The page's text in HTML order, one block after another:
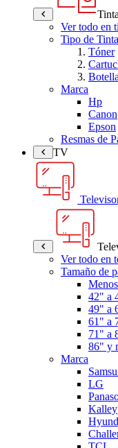
Ver todo en
Tipo de Tinta
Tóner
Marca
Hp
Canon
Epson
Resmas de
TV
Ver todo en
Tamaño de
42" a
49" a
61" a
71" a
86" y
Marca
LG
Kalley